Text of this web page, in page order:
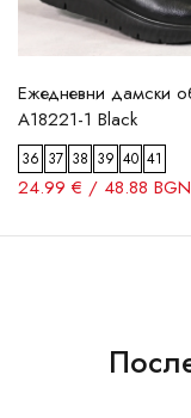
Ежедневни дамски
A18221-1 Black
36 37 38 39 40 41
24.99 € / 48.88 BGN